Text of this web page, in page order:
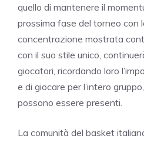
quello di mantenere il
prossima fase del torneo con
concentrazione mostrata
con il suo stile unico,
giocatori, ricordando loro
e di giocare per l’intero
possono essere presenti.
La comunità del basket